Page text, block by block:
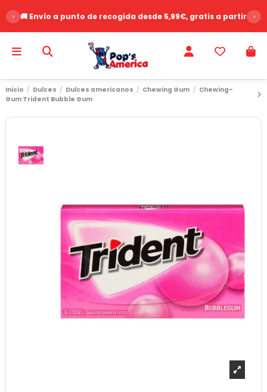
‹ 🚚 Envío a punto de recogida desde 5,99€, gratis a partir de
›
Inicio Dulces Dulces americanos Chewing Gum
Chewing-
Gum Trident Bubble Gum